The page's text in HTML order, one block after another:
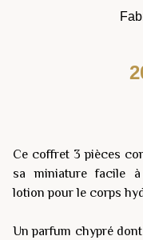
Ce coffret 3 pièces
sa miniature facile à
lotion pour le corps
Un parfum chypré